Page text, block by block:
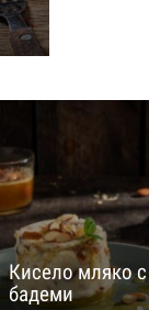
Кисело мляко
бадеми